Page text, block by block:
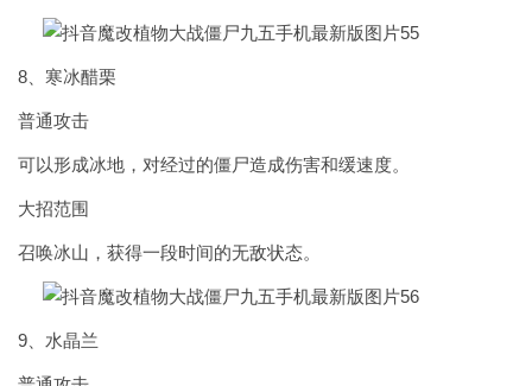
8、寒冰醋栗
普通攻击
可以形成冰地，对经过的僵尸造成伤害和缓速度。
大招范围
召唤冰山，获得一段时间的无敌状态。
9、水晶兰